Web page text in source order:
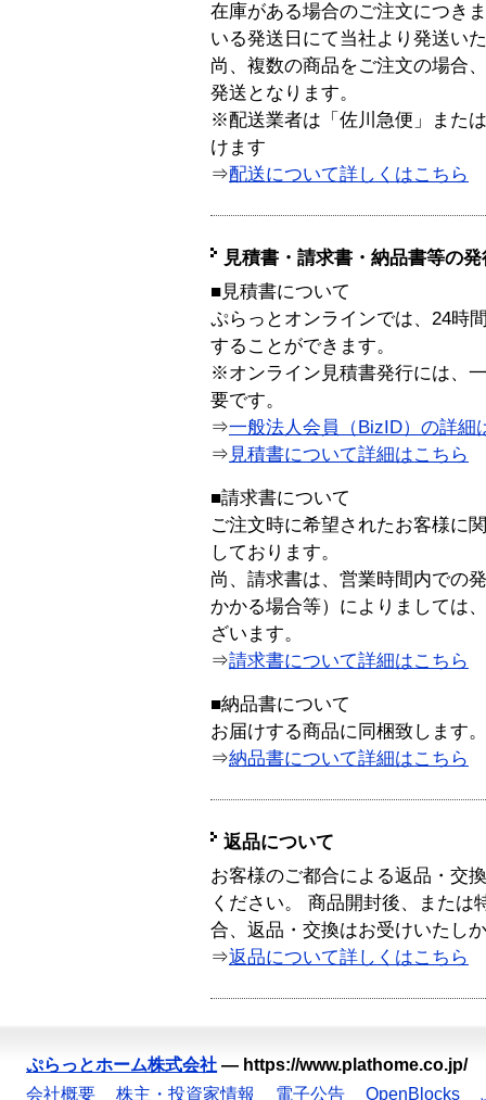
在庫がある場合のご注文につき
いる発送日にて当社より発送い
尚、複数の商品をご注文の場合
発送となります。
※配送業者は「佐川急便」また
けます
⇒配送について詳しくはこちら
見積書・請求書・納品書等の
■見積書について
ぷらっとオンラインでは、24時
することができます。
※オンライン見積書発行には、
要です。
⇒一般法人会員（BizID）の詳細
⇒ 見積書について詳細はこちら
■請求書について
ご注文時に希望されたお客様に
しております。
尚、請求書は、営業時間内での
かかる場合等）によりましては
ざいます。
⇒請求書について詳細はこちら
■納品書について
お届けする商品に同梱致します。
⇒納品書について詳細はこちら
返品について
お客様のご都合による返品・交
ください。 商品開封後、または
合、返品・交換はお受けいたし
⇒返品について詳しくはこちら
ぷらっとホーム株式会社 — https://www.plathome.co.jp/
会社概要
株主・投資家情報 電子公告 OpenBlocks